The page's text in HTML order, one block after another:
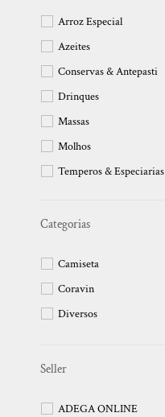
Arroz Especial
Azeites
Conservas & Antepasti
Drinques
Massas
Molhos
Temperos & Especiarias
Categorias
Camiseta
Coravin
Diversos
Seller
ADEGA ONLINE